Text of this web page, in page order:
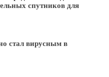
спутников для
стал вирусным в